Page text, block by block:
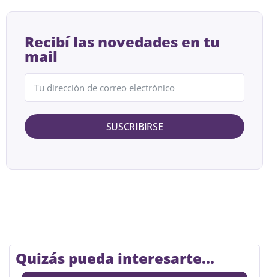
Recibí las novedades en tu
mail
SUSCRIBIRSE
Quizás pueda interesarte...